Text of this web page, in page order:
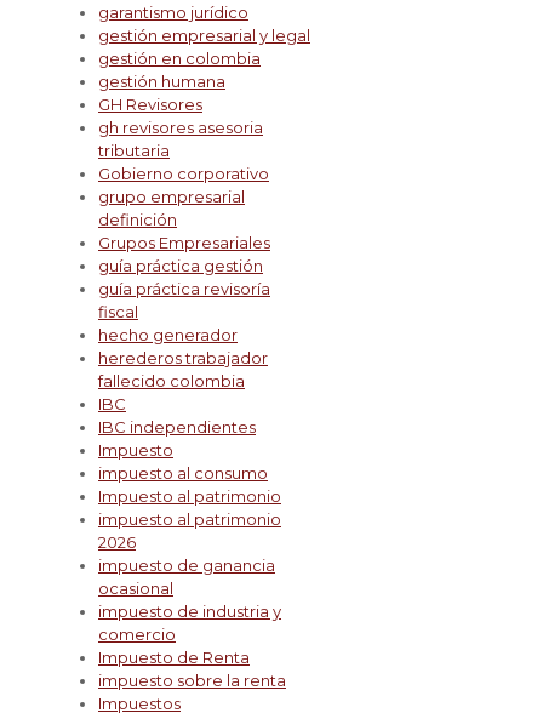
garantismo jurídico
gestión empresarial y legal
gestión en colombia
gestión humana
GH Revisores
gh revisores asesoria
tributaria
Gobierno corporativo
grupo empresarial
definición
Grupos Empresariales
guía práctica gestión
guía práctica revisoría
fiscal
hecho generador
herederos trabajador
fallecido colombia
IBC
IBC independientes
Impuesto
impuesto al consumo
Impuesto al patrimonio
impuesto al patrimonio
2026
impuesto de ganancia
ocasional
impuesto de industria y
comercio
Impuesto de Renta
impuesto sobre la renta
Impuestos